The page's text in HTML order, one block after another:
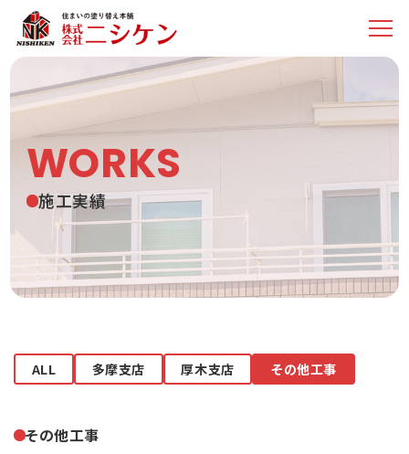
WORKS
施工実績
ALL 多摩支店 厚木支店 その他工事
その他工事